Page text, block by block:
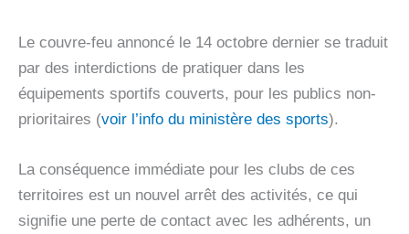
Le couvre-feu annoncé le 14 octobre dernier se traduit
par des interdictions de pratiquer dans les
équipements sportifs couverts, pour les publics non-
prioritaires (voir l’info du ministère des sports).
La conséquence immédiate pour les clubs de ces
territoires est un nouvel arrêt des activités, ce qui
signifie une perte de contact avec les adhérents, un